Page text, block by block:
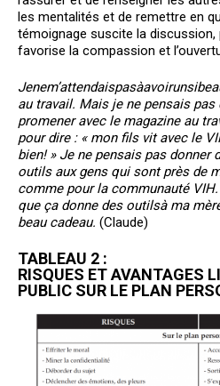
les mentalités et de remettre en
témoignage suscite la
favorise la compassion et
Jenem’attendaispasàavoirunsi
au travail. Mais je ne pensais
promener avec le magazine au
pour dire : « mon fils vit avec le
bien! » Je ne pensais pas donner
outils aux gens qui sont près de
comme pour la communauté
que ça donne des outilsà ma
beau cadeau. (Claude)
TABLEAU 2 :
RISQUES ET AVANTAGES
PUBLIC SUR LE PLAN